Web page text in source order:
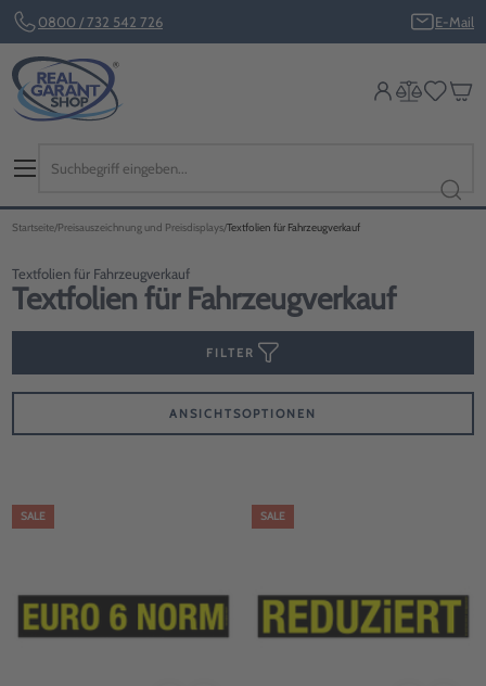
0800 / 732 542 726 E-Mail
Startseite Preisauszeichnung und Preisdisplays Textfolien für Fahrzeugverkauf
Textfolien für Fahrzeugverkauf
Textfolien für Fahrzeugverkauf
FILTER
ANSICHTSOPTIONEN
SALE SALE